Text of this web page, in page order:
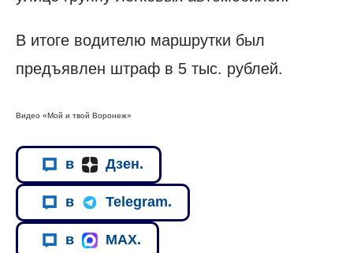
В итоге водителю маршрутки был
предъявлен штраф в 5 тыс. рублей.
Видео «Мой и твой Воронеж»
в Дзен.
в Telegram.
в MAX.